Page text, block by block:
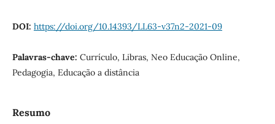
DOI: https://doi.org/10.14393/LL63-v37n2-2021-09
Palavras-chave: Currículo, Libras, Neo Educação Online,
Pedagogia, Educação a distância
Resumo